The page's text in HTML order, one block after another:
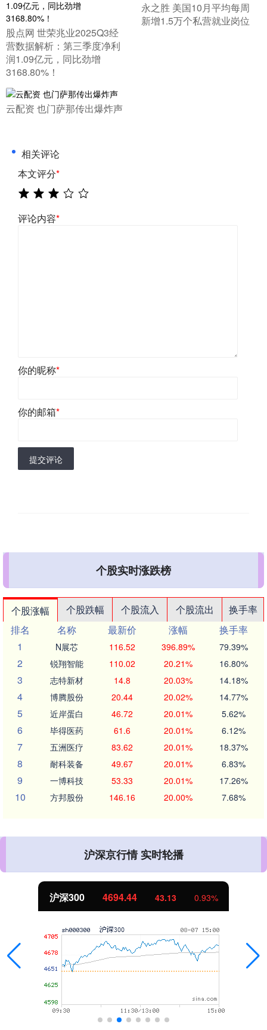
​股点网 世荣兆业2025Q3经
营数据解析：第三季度净利
润1.09亿元，同比劲增
3168.80%！
​永之胜 美国10月平均每周
新增1.5万个私营就业岗位
​云配资 也门萨那传出爆炸声
相关评论
本文评分*
评论内容*
你的昵称*
你的邮箱*
提交评论
个股实时涨跌榜
个股涨幅 个股跌幅 个股流入 个股流出
换手率
排名
名称 最新价 涨幅
换手率
1
N展芯 116.52 396.89% 79.39%
2 锐翔智能 110.02 20.21% 16.80%
3 志特新材 14.8 20.03% 14.18%
4 博腾股份 20.44 20.02% 14.77%
5 近岸蛋白 46.72 20.01% 5.62%
6 毕得医药 61.6 20.01% 6.12%
7 五洲医疗 83.62 20.01% 18.37%
8 耐科装备 49.67 20.01% 6.83%
9 一博科技 53.33 20.01% 17.26%
10 方邦股份 146.16 20.00% 7.68%
沪深京行情 实时轮播
沪深300 4694.44 43.13 0.93%